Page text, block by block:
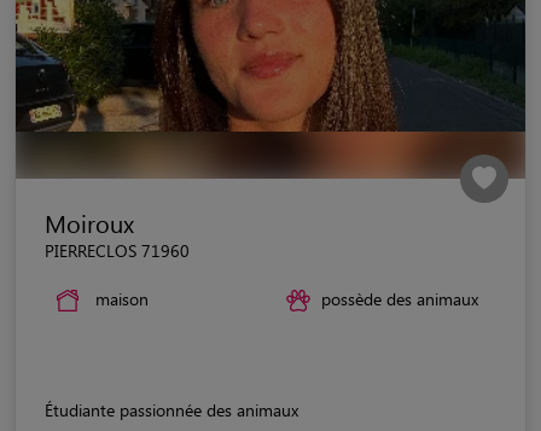
Moiroux
PIERRECLOS 71960
maison possède des animaux
Étudiante passionnée des animaux